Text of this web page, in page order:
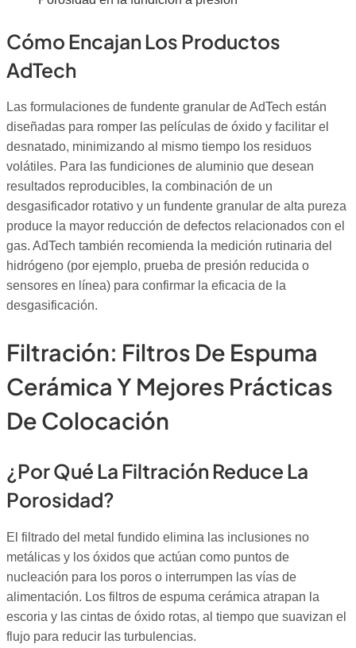
Cómo Encajan Los Productos
AdTech
Las formulaciones de fundente granular de AdTech están
diseñadas para romper las películas de óxido y facilitar el
desnatado, minimizando al mismo tiempo los residuos
volátiles. Para las fundiciones de aluminio que desean
resultados reproducibles, la combinación de un
desgasificador rotativo y un fundente granular de alta pureza
produce la mayor reducción de defectos relacionados con el
gas. AdTech también recomienda la medición rutinaria del
hidrógeno (por ejemplo, prueba de presión reducida o
sensores en línea) para confirmar la eficacia de la
desgasificación.
Filtración: Filtros De Espuma
Cerámica Y Mejores Prácticas
De Colocación
¿Por Qué La Filtración Reduce La
Porosidad?
El filtrado del metal fundido elimina las inclusiones no
metálicas y los óxidos que actúan como puntos de
nucleación para los poros o interrumpen las vías de
alimentación. Los filtros de espuma cerámica atrapan la
escoria y las cintas de óxido rotas, al tiempo que suavizan el
flujo para reducir las turbulencias.